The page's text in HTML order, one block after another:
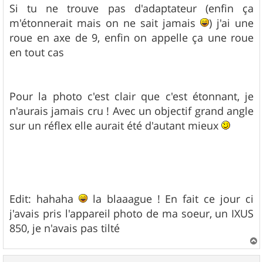
s
s
a
g
e
Si tu ne trouve pas d'adaptateur (enfin ça
m'étonnerait mais on ne sait jamais
) j'ai une
roue en axe de 9, enfin on appelle ça une roue
en tout cas
Pour la photo c'est clair que c'est étonnant, je
n'aurais jamais cru ! Avec un objectif grand angle
sur un réflex elle aurait été d'autant mieux
Edit: hahaha
la blaaague ! En fait ce jour ci
j'avais pris l'appareil photo de ma soeur, un IXUS
850, je n'avais pas tilté
a